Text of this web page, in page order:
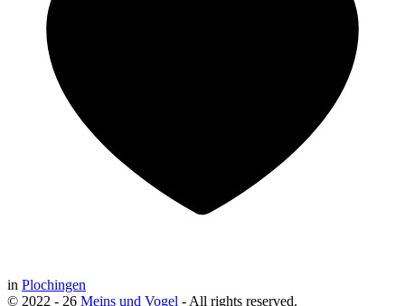
in Plochingen
© 2022 - 26 Meins und Vogel - All rights reserved.